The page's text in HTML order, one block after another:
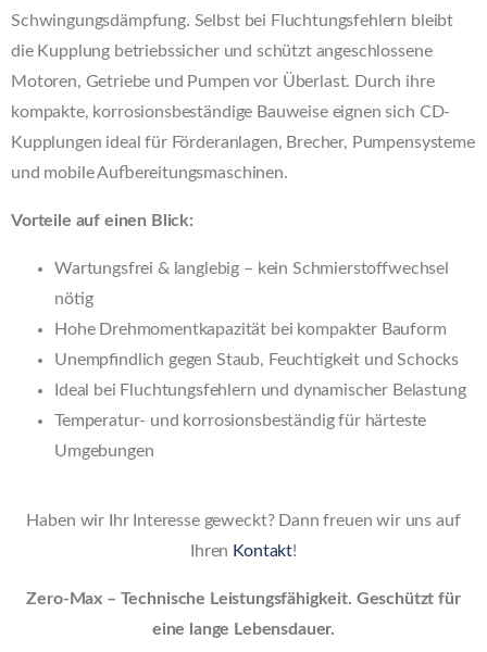
Schwingungsdämpfung. Selbst bei Fluchtungsfehlern bleibt
die Kupplung betriebssicher und schützt angeschlossene
Motoren, Getriebe und Pumpen vor Überlast. Durch ihre
kompakte, korrosionsbeständige Bauweise eignen sich CD-
Kupplungen ideal für Förderanlagen, Brecher, Pumpensysteme
und mobile Aufbereitungsmaschinen.
Vorteile auf einen Blick:
Wartungsfrei & langlebig – kein Schmierstoffwechsel
nötig
Hohe Drehmomentkapazität bei kompakter Bauform
Unempfindlich gegen Staub, Feuchtigkeit und Schocks
Ideal bei Fluchtungsfehlern und dynamischer Belastung
Temperatur- und korrosionsbeständig für härteste
Umgebungen
Haben wir Ihr Interesse geweckt? Dann freuen wir uns auf
Ihren Kontakt!
Zero-Max – Technische Leistungsfähigkeit. Geschützt für
eine lange Lebensdauer.